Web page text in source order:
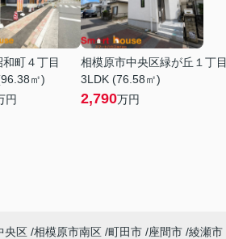
町４丁目
㎡)
円
相模原市中央区緑が丘１丁目
3LDK (76.58㎡)
2,790万円
央区 相模原市南区 町田市 座間市 綾瀬市